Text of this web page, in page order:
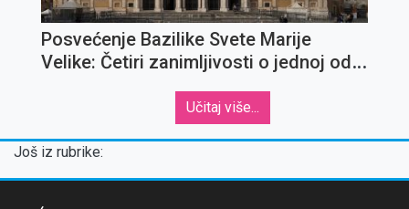
Posvećenje Bazilike Svete Marije
Velike: Četiri zanimljivosti o jednoj od
Učitaj više...
Još iz rubrike: